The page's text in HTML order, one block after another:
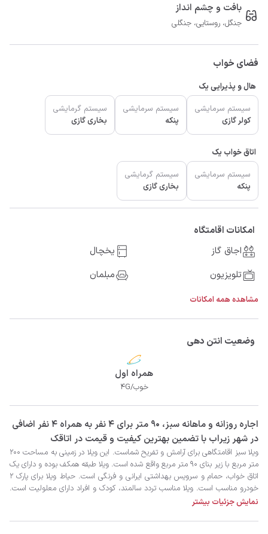
بافت و چشم انداز
جنگل، روستایی، جنگلی
فضای خواب
هال و پذیرایی یک
سیستم سرمایشی
کولر گازی
سیستم سرمایشی
پنکه
سیستم گرمایشی
بخاری گازی
اتاق خواب یک
سیستم سرمایشی
پنکه
سیستم گرمایشی
بخاری گازی
امکانات اقامتگاه
اجاق گاز
یخچال
تلویزیون
مبلمان
مشاهده همه امکانات
وضعیت انتن دهی
همراه اول
خوب/4G
‫‫اجاره روزانه و ماهانه سبز، 90 متر برای 4 نفر به همراه 4 نفر اضافی
در شهر زیراب با تضمین بهترین کیفیت و قیمت در اتاقک
نمایش جزئیات بیشتر